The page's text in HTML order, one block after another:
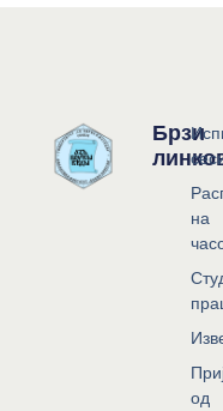
Брзи
на
од